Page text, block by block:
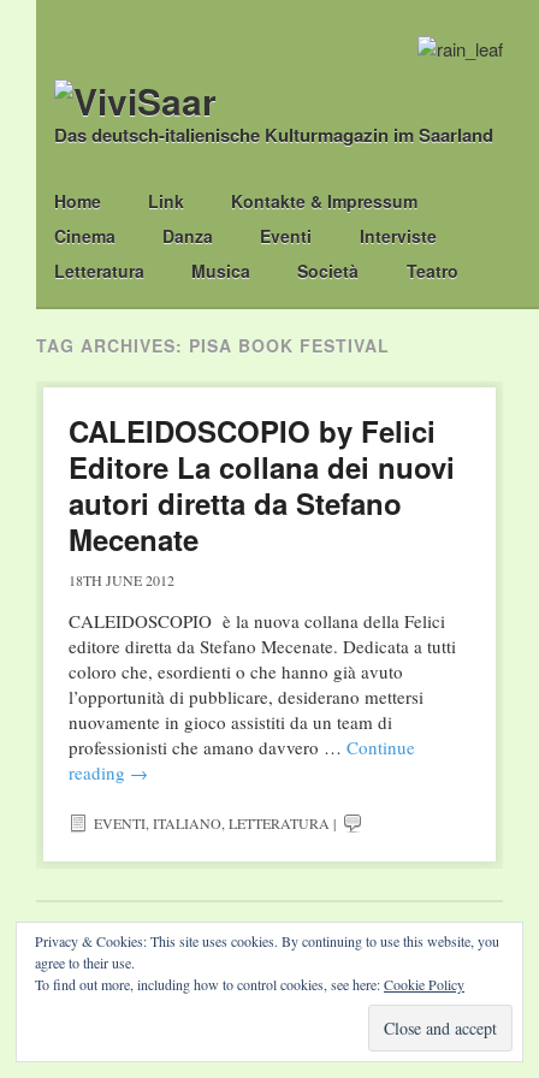
Das deutsch-italienische Kulturmagazin im Saarland
Main menu
Skip
to
content
Home Link
Kontakte & Impressum
Cinema
Danza Eventi
Interviste
Letteratura
Musica Società Teatro
TAG ARCHIVES: PISA BOOK FESTIVAL
CALEIDOSCOPIO by Felici
Editore La collana dei nuovi
autori diretta da Stefano
Mecenate
18TH JUNE 2012
CALEIDOSCOPIO è la nuova collana della Felici
editore diretta da Stefano Mecenate. Dedicata a tutti
coloro che, esordienti o che hanno già avuto
l’opportunità di pubblicare, desiderano mettersi
nuovamente in gioco assistiti da un team di
professionisti che amano davvero … Continue
reading →
EVENTI,ITALIANO,LETTERATURA |
Website by Diamond Visions
Privacy & Cookies: This site uses cookies. By continuing to use this website, you
agree to their use.
To find out more, including how to control cookies, see here:Cookie Policy